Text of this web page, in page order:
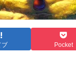
ブ Pocket